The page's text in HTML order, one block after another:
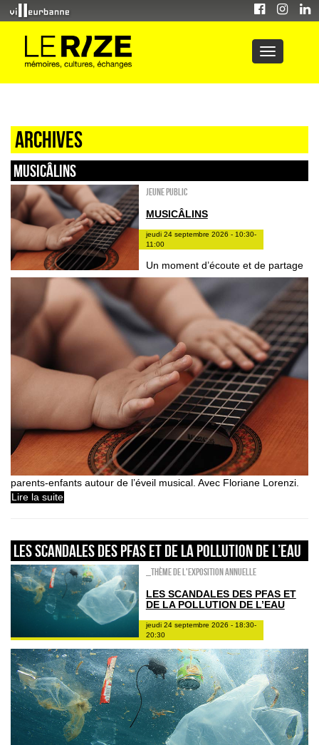
Archives
Musicâlins
Jeune public
MUSICÂLINS
jeudi 24 septembre 2026 - 10:30-
11:00
Un moment d’écoute et de partage
parents-enfants autour de l’éveil musical. Avec Floriane Lorenzi.
Lire la suite
Les scandales des PFAS et de la pollution de l’eau
_Thème de l'exposition annuelle
LES SCANDALES DES PFAS ET
DE LA POLLUTION DE L’EAU
jeudi 24 septembre 2026 - 18:30-
20:30